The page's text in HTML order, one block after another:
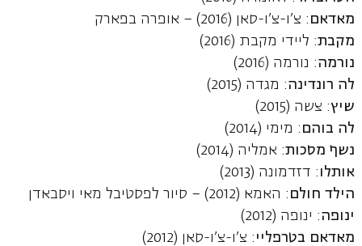
מאדאם : צ'ו-צ'ו-סאן (2016) – אופרה בפארק
מקבת: ליידי מקבת (2016)
נורמה: נורמה (2016)
לה רונדינה: מגדה (2015)
שיץ: צשה (2015)
לה בוהם : מימי (2014)
נשף מסכות: אמליה (2014)
אותלו : דזדמונה (2013)
הילד חולם : האמא (2012) – סיור לפסטיבל מאי ויסבאדן
ינופה: ינופה (2012)
מאדאם בטרפליי : צ'ו-צ'ו-סאן (2012)